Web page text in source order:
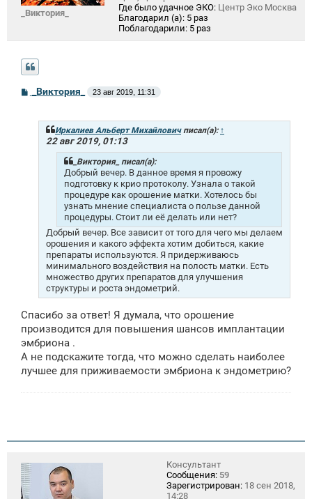
_Виктория_
Где было удачное ЭКО: Центр Эко Москва
Благодарил (а): 5 раз
Поблагодарили: 5 раз
_Виктория_ 23 авг 2019, 11:31
Иркалиев Альберт Михайловичписал(а): ↑
22 авг 2019, 01:13
_Виктория_ писал(а):
Добрый вечер. В данное время я провожу
подготовку к крио протоколу. Узнала о такой
процедуре как орошение матки. Хотелось бы
узнать мнение специалиста о пользе данной
процедуры. Стоит ли её делать или нет?
Добрый вечер. Все зависит от того для чего мы делаем
орошения и какого эффекта хотим добиться, какие
препараты используются. Я придерживаюсь
минимального воздействия на полость матки. Есть
множество других препаратов для улучшения
структуры и роста эндометрий.
Спасибо за ответ! Я думала, что орошение
производится для повышения шансов имплантации
эмбриона .
А не подскажите тогда, что можно сделать наиболее
лучшее для приживаемости эмбриона к эндометрию?
Консультант
Сообщения: 59
Зарегистрирован: 18 сен 2018,
14:28